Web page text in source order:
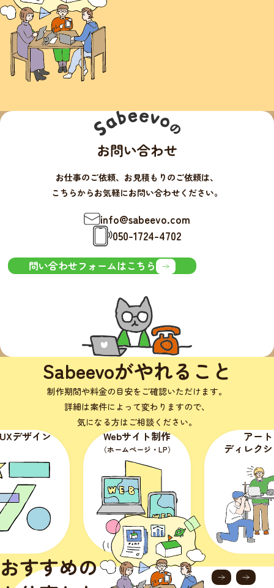
お問い合わせ
お仕事のご依頼、お見積もりのご依頼は、
こちらからお気軽にお問い合わせください。
info@sabeevo.com
050-1724-4702
問い合わせフォームはこちら
Sabeevoがやれること
制作期間や料金の目安をご確認いただけます。
詳細は案件によって変わりますので、
気になる方はご相談ください。
イト制作
アート
ディレクション
イラスト
（媒体・タッ
おすすめの